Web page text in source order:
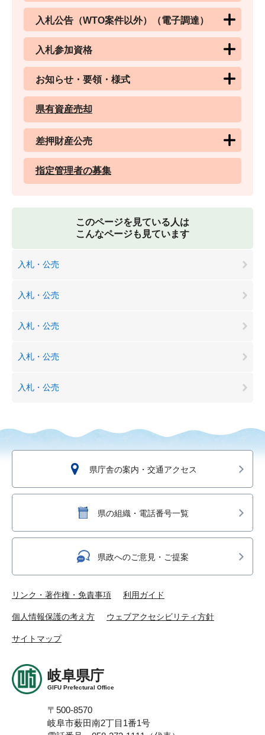
入札公告（WTO案件以外）（電子調達）
入札参加資格
お知らせ・要領・様式
県有資産売却
差押財産公売
指定管理者の募集
このページを見ている人は
こんなページも見ています
入札・公売
入札・公売
入札・公売
入札・公売
入札・公売
県庁舎の案内・交通アクセス
県の組織・電話番号一覧
県政へのご意見・ご提案
リンク・著作権・免責事項 利用ガイド
個人情報保護の考え方 ウェブアクセシビリティ方針
サイトマップ
岐阜県庁
GIFU Prefectural Office
〒500-8570
岐阜市薮田南2丁目1番1号